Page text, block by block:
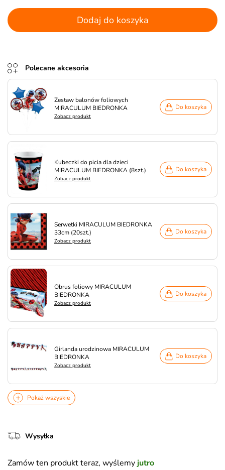
Dodaj do koszyka
Polecane akcesoria
Zestaw balonów foliowych
MIRACULUM BIEDRONKA
Zobacz produkt
Do koszyka
Kubeczki do picia dla dzieci
MIRACULUM BIEDRONKA (8szt.)
Zobacz produkt
Do koszyka
Serwetki MIRACULUM BIEDRONKA
33cm (20szt.)
Zobacz produkt
Do koszyka
Obrus foliowy MIRACULUM
BIEDRONKA
Zobacz produkt
Do koszyka
Girlanda urodzinowa MIRACULUM
BIEDRONKA
Zobacz produkt
Do koszyka
Pokaż wszyskie
Wysyłka
Zamów ten produkt teraz, wyślemy jutro